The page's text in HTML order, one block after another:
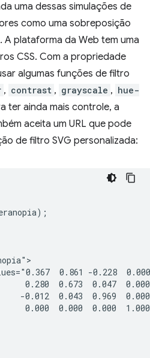
uma dessas simulações de
como uma sobreposição
plataforma da Web tem uma
CSS. Com a propriedade
algumas funções de filtro
, contrast , grayscale , hue-
ter ainda mais controle, a
aceita um URL que pode
de filtro SVG personalizada:
0.861 -0.228
0.280  0.673  0.047
-0.012  0.043  0.969
0.000  0.000  0.000